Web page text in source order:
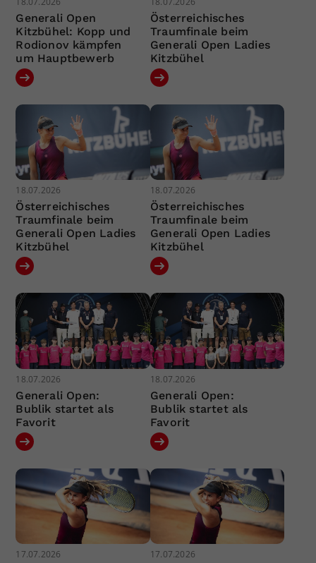
Generali Open
Kitzbühel: Kopp und
Rodionov kämpfen
um Hauptbewerb
Österreichisches
Traumfinale beim
Generali Open Ladies
Kitzbühel
18.07.2026
Österreichisches
Traumfinale beim
Generali Open Ladies
Kitzbühel
18.07.2026
Österreichisches
Traumfinale beim
Generali Open Ladies
Kitzbühel
18.07.2026
Generali Open:
Bublik startet als
Favorit
18.07.2026
Generali Open:
Bublik startet als
Favorit
17.07.2026 17.07.2026